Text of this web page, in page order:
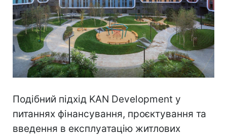
Подібний підхід KAN Development у
питаннях фінансування, проєктування та
введення в експлуатацію житлових